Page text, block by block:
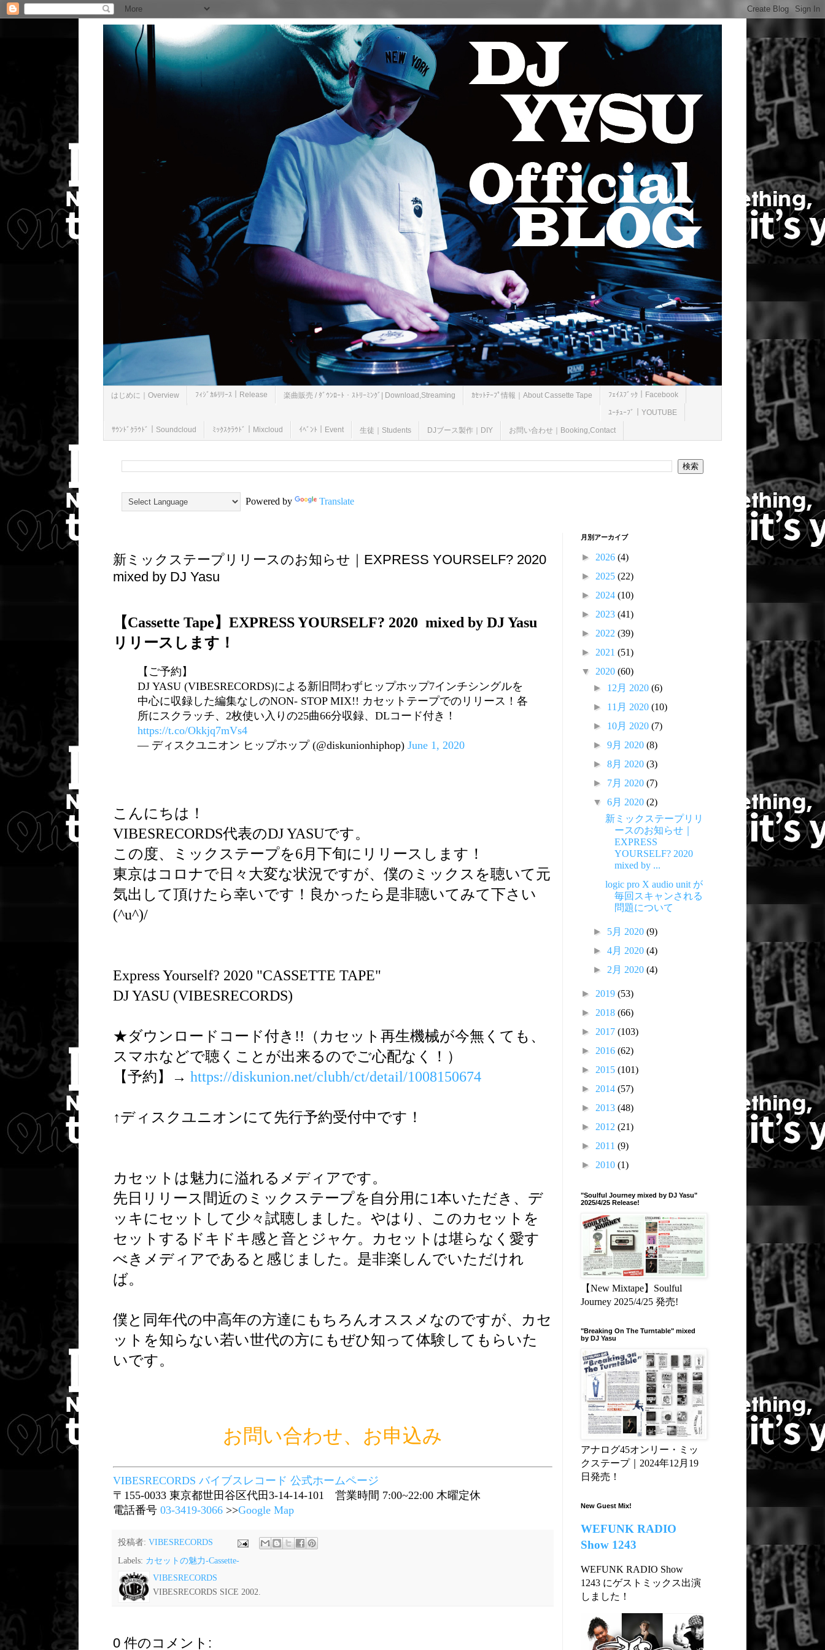
はじめに｜Overview ﾌｨｼﾞｶﾙﾘﾘｰｽ｜Release 楽曲販売 / ﾀﾞｳﾝﾛｰﾄ・ｽﾄﾘｰﾐﾝｸﾞ| Download,Streaming ｶｾｯﾄﾃｰﾌﾟ情報｜About Cassette Tape ﾌｪｲｽﾌﾞｯｸ｜Facebook
ﾕｰﾁｭｰﾌﾞ｜YOUTUBE
ｻｳﾝﾄﾞｸﾗｳﾄﾞ｜Soundcloud ﾐｯｸｽｸﾗｳﾄﾞ｜Mixcloud ｲﾍﾞﾝﾄ｜Event 生徒｜Students DJブース製作｜DIY お問い合わせ｜Booking,Contact
Powered by Translate
新ミックステープリリースのお知らせ｜EXPRESS YOURSELF? 2020
mixed by DJ Yasu
【Cassette Tape】EXPRESS YOURSELF? 2020 mixed by DJ Yasu
リリースします！
【ご予約】
DJ YASU (VIBESRECORDS)による新旧問わずヒップホップ7インチシングルを
中心に収録した編集なしのNON- STOP MIX!! カセットテープでのリリース！各
所にスクラッチ、2枚使い入りの25曲66分収録、DLコード付き！
https://t.co/Okkjq7mVs4
— ディスクユニオン ヒップホップ (@diskunionhiphop) June 1, 2020
こんにちは！
VIBESRECORDS代表のDJ YASUです。
この度、ミックステープを6月下旬にリリースします！
東京はコロナで日々大変な状況ですが、僕のミックスを聴いて元
気出して頂けたら幸いです！良かったら是非聴いてみて下さい
(^u^)/
Express Yourself? 2020 "CASSETTE TAPE"
DJ YASU (VIBESRECORDS)
★ダウンロードコード付き!!（カセット再生機械が今無くても、
スマホなどで聴くことが出来るのでご心配なく！）
【予約】→ https://diskunion.net/clubh/ct/detail/1008150674
↑ディスクユニオンにて先行予約受付中です！
カセットは魅力に溢れるメディアです。
先日リリース間近のミックステープを自分用に1本いただき、デ
ッキにセットして少々試聴しました。やはり、このカセットを
セットするドキドキ感と音とジャケ。カセットは堪らなく愛す
べきメディアであると感じました。是非楽しんでいただけれ
ば。
僕と同年代の中高年の方達にもちろんオススメなのですが、カセ
ットを知らない若い世代の方にもぜひ知って体験してもらいた
いです。
お問い合わせ、お申込み
VIBESRECORDS バイブスレコード 公式ホームページ
〒155-0033 東京都世田谷区代田3-14-14-101 営業時間 7:00~22:00 木曜定休
電話番号 03-3419-3066 >>Google Map
投稿者: VIBESRECORDS
Labels: カセットの魅力-Cassette-
VIBESRECORDS
VIBESRECORDS SICE 2002.
0 件のコメント:
月別アーカイブ
► 2026 (4)
► 2025 (22)
► 2024 (10)
► 2023 (41)
► 2022 (39)
► 2021 (51)
▼ 2020 (60)
► 12月 2020(6)
► 11月 2020(10)
► 10月 2020(7)
►9月 2020(8)
►8月 2020(3)
► 7月 2020(7)
▼6月 2020(2)
新ミックステープリリ
ースのお知らせ｜
EXPRESS
YOURSELF? 2020
mixed by ...
logic pro X audio unit が
毎回スキャンされる
問題について
► 5月 2020(9)
►4月 2020(4)
► 2月 2020(4)
► 2019 (53)
► 2018 (66)
► 2017 (103)
► 2016 (62)
► 2015 (101)
► 2014 (57)
► 2013 (48)
► 2012 (21)
► 2011 (9)
► 2010 (1)
"Soulful Journey mixed by DJ Yasu"
2025/4/25 Release!
【New Mixtape】Soulful
Journey 2025/4/25 発売!
"Breaking On The Turntable" mixed
by DJ Yasu
アナログ45オンリー・ミッ
クステープ｜2024年12月19
日発売！
New Guest Mix!
WEFUNK RADIO
Show 1243
WEFUNK RADIO Show
1243 にゲストミックス出演
しました！